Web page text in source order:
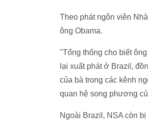
Theo phát ngôn viên
ông Obama.
"Tổng thống cho biết
lại xuất phát ở Brazil,
của bà trong các kênh
quan hệ song phương
Ngoài Brazil, NSA còn